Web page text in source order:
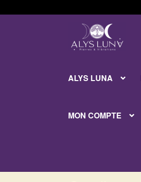
Aller
la
Aller
au
contenu
ALYS LUNA
MON COMPTE